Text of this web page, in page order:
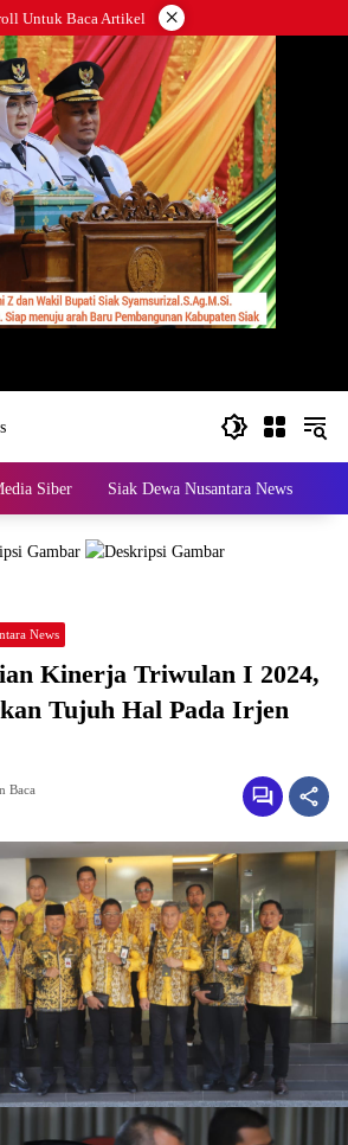
Untuk Baca Artikel ×
Siber Siak Dewa Nusantara News
News
Kinerja Triwulan I 2024,
Tujuh Hal Pada Irjen
Baca